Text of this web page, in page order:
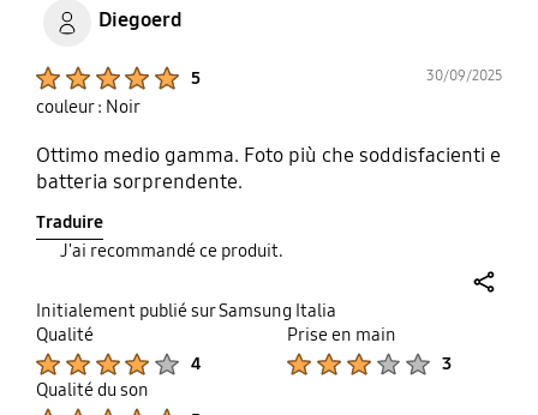
Diegoerd
5 30/09/2025
couleur : Noir
Ottimo medio gamma. Foto più che soddisfacienti e
batteria sorprendente.
Traduire
J'ai recommandé ce produit.
Initialement publié sur Samsung Italia
Qualité
4
Prise en main
3
Qualité du son